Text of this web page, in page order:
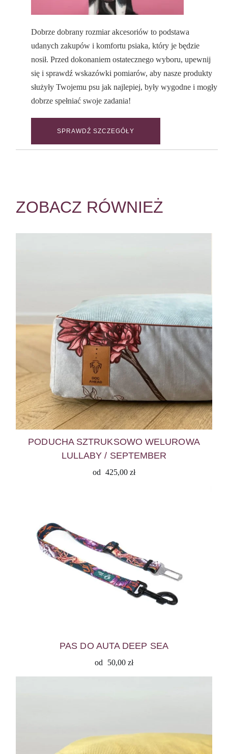
Dobrze dobrany rozmiar akcesoriów to podstawa
udanych zakupów i komfortu psiaka, który je będzie
nosił. Przed dokonaniem ostatecznego wyboru, upewnij
się i sprawdź wskazówki pomiarów, aby nasze produkty
służyły Twojemu psu jak najlepiej, były wygodne i mogły
dobrze spełniać swoje zadania!
SPRAWDŹ SZCZEGÓŁY
ZOBACZ RÓWNIEŻ
PODUCHA SZTRUKSOWO WELUROWA
LULLABY / SEPTEMBER
od 425,00 zł
PAS DO AUTA DEEP SEA
od 50,00 zł